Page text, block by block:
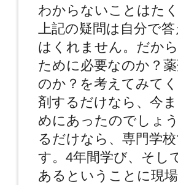
わからないことはた
上記の疑問は自分で
はくれません。だか
ために必要なのか？
のか？を考えてみて
剤するだけなら、今
めにあったのでしょ
るだけなら、専門学
す。4年間学び、そし
あるということに現